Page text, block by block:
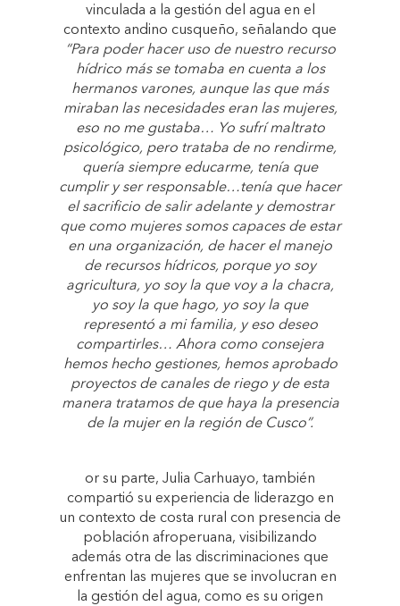
vinculada a la gestión del agua en el
contexto andino cusqueño, señalando que
“Para poder hacer uso de nuestro recurso
hídrico más se tomaba en cuenta a los
hermanos varones, aunque las que más
miraban las necesidades eran las mujeres,
eso no me gustaba… Yo sufrí maltrato
psicológico, pero trataba de no rendirme,
quería siempre educarme, tenía que
cumplir y ser responsable…tenía que hacer
el sacrificio de salir adelante y demostrar
que como mujeres somos capaces de estar
en una organización, de hacer el manejo
de recursos hídricos, porque yo soy
agricultura, yo soy la que voy a la chacra,
yo soy la que hago, yo soy la que
representó a mi familia, y eso deseo
compartirles… Ahora como consejera
hemos hecho gestiones, hemos aprobado
proyectos de canales de riego y de esta
manera tratamos de que haya la presencia
de la mujer en la región de Cusco”.
or su parte, Julia Carhuayo, también
compartió su experiencia de liderazgo en
un contexto de costa rural con presencia de
población afroperuana, visibilizando
además otra de las discriminaciones que
enfrentan las mujeres que se involucran en
la gestión del agua, como es su origen